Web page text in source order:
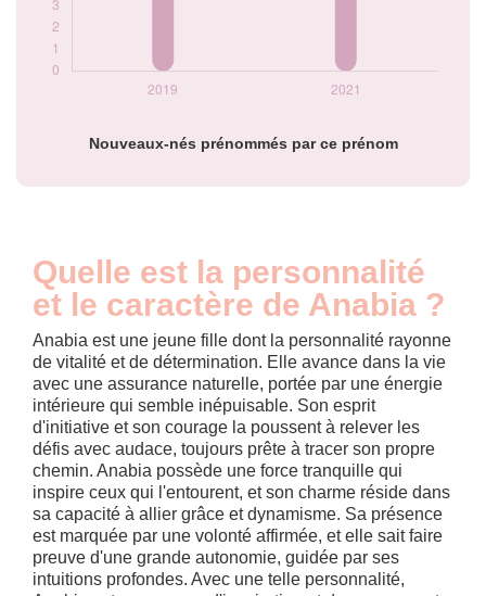
Nouveaux-nés prénommés par ce prénom
Quelle est la personnalité
et le caractère de Anabia ?
Anabia est une jeune fille dont la personnalité rayonne
de vitalité et de détermination. Elle avance dans la vie
avec une assurance naturelle, portée par une énergie
intérieure qui semble inépuisable. Son esprit
d'initiative et son courage la poussent à relever les
défis avec audace, toujours prête à tracer son propre
chemin. Anabia possède une force tranquille qui
inspire ceux qui l'entourent, et son charme réside dans
sa capacité à allier grâce et dynamisme. Sa présence
est marquée par une volonté affirmée, et elle sait faire
preuve d'une grande autonomie, guidée par ses
intuitions profondes. Avec une telle personnalité,